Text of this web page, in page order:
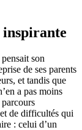
son
de ses parents
et tandis que
a pas moins
parcours
de difficultés qui
: celui d’un